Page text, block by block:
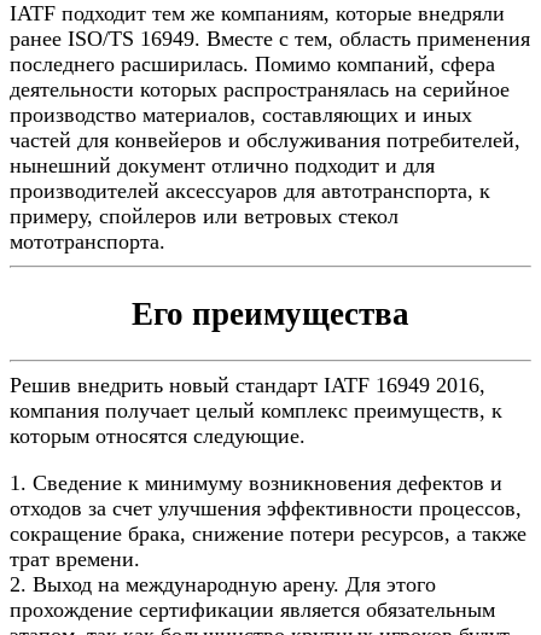
IATF подходит тем же компаниям, которые внедряли
ранее ISO/TS 16949. Вместе с тем, область применения
последнего расширилась. Помимо компаний, сфера
деятельности которых распространялась на серийное
производство материалов, составляющих и иных
частей для конвейеров и обслуживания потребителей,
нынешний документ отлично подходит и для
производителей аксессуаров для автотранспорта, к
примеру, спойлеров или ветровых стекол
мототранспорта.
Его преимущества
Решив внедрить новый стандарт IATF 16949 2016,
компания получает целый комплекс преимуществ, к
которым относятся следующие.
1. Сведение к минимуму возникновения дефектов и
отходов за счет улучшения эффективности процессов,
сокращение брака, снижение потери ресурсов, а также
трат времени.
2. Выход на международную арену. Для этого
прохождение сертификации является обязательным